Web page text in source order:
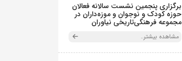
برگزاری پنجمین نشست سالانه فعالان
حوزه کودک و نوجوان و موزه‌داران در
مجموعه فرهنگی‌تاریخی نیاوران
مشاهده بیشتر..